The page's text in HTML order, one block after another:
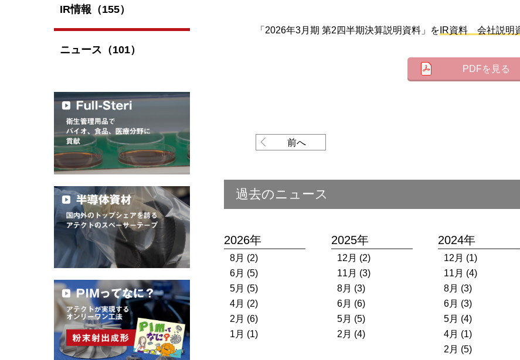
「2026年3月期 第2四半期決算説明資料」を IR資料 会社説明
PDFを見る
前へ
過去のニュース
2026年
8月 (2)
6月 (5)
5月 (5)
4月 (2)
2月 (6)
1月 (1)
2025年
12月 (2)
11月 (3)
8月 (3)
6月 (6)
5月 (5)
2月 (4)
2024年
12月 (1)
11月 (4)
8月 (3)
6月 (3)
5月 (4)
4月 (1)
2月 (5)
IR情報（155）
ニュース（101）